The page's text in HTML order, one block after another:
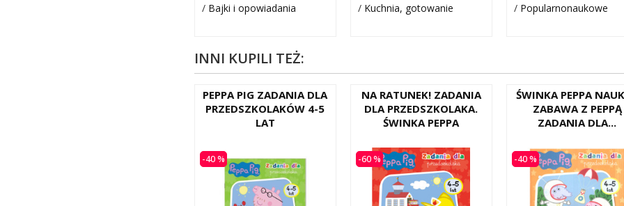
/ Bajki i opowiadania / Kuchnia, gotowanie / Popularnonaukowe
INNI KUPILI TEŻ:
PEPPA PIG ZADANIA DLA
PRZEDSZKOLAKÓW 4-5
LAT
-40 %
NA RATUNEK! ZADANIA
DLA PRZEDSZKOLAKA.
ŚWINKA PEPPA
-60 %
ŚWINKA PEPPA
ZABAWA Z PEPPĄ
ZADANIA DLA...
-40 %